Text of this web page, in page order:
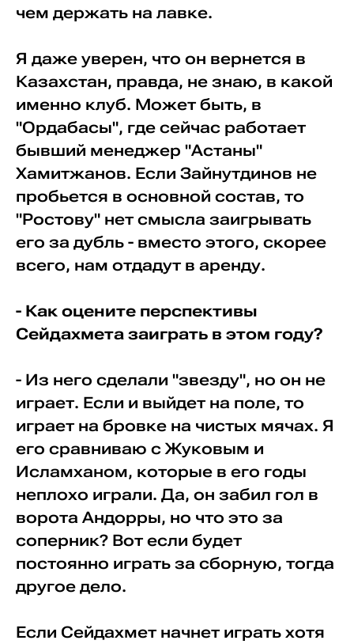
чем держать на лавке.
Я даже уверен, что он вернется в
Казахстан, правда, не знаю, в какой
именно клуб. Может быть, в
"Ордабасы", где сейчас работает
бывший менеджер "Астаны"
Хамитжанов. Если Зайнутдинов не
пробьется в основной состав, то
"Ростову" нет смысла заигрывать
его за дубль - вместо этого, скорее
всего, нам отдадут в аренду.
- Как оцените перспективы
Сейдахмета заиграть в этом году?
- Из него сделали "звезду", но он не
играет. Если и выйдет на поле, то
играет на бровке на чистых мячах. Я
его сравниваю с Жуковым и
Исламханом, которые в его годы
неплохо играли. Да, он забил гол в
ворота Андорры, но что это за
соперник? Вот если будет
постоянно играть за сборную, тогда
другое дело.
Если Сейдахмет начнет играть хотя